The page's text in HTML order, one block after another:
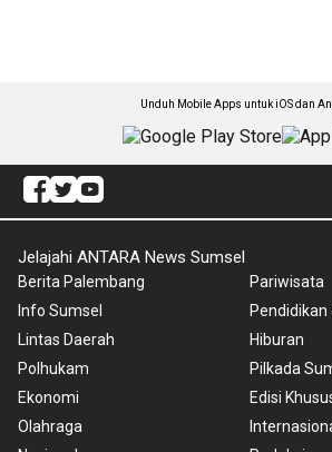
Unduh Mobile Apps untuk iOS dan
Jelajahi ANTARA News Sumsel
Berita Palembang
Info Sumsel
Lintas Daerah
Polhukam
Ekonomi
Olahraga
Pariwisata
Pendidikan
Hiburan
Pilkada
Edisi